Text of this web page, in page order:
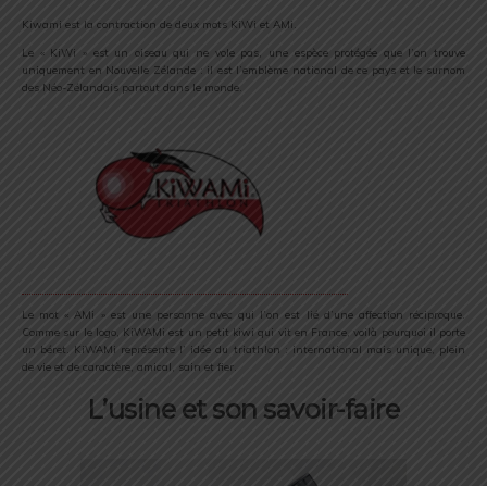
Kiwami est la contraction de deux mots KiWi et AMi.
Le « KiWi » est un oiseau qui ne vole pas, une espèce protégée que l’on trouve
uniquement en Nouvelle Zélande : il est l’emblème national de ce pays et le surnom
des Néo-Zélandais partout dans le monde.
Le mot « AMi » est une personne avec qui l’on est lié d’une affection réciproque.
Comme sur le logo, KiWAMi est un petit kiwi qui vit en France, voilà pourquoi il porte
un béret. KiWAMi représente l’ idée du triathlon : international mais unique, plein
de vie et de caractère, amical, sain et fier.
L’usine et son savoir-faire